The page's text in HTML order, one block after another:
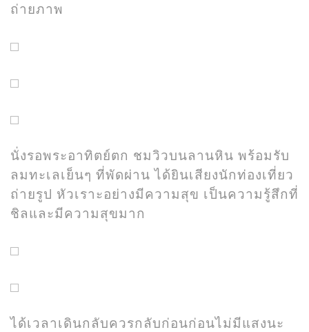
ถ่ายภาพ
นั่งรอพระอาทิตย์ตก ชมวิวบนลานหิน พร้อมรับ
ลมทะเลเย็นๆ ที่พัดผ่าน ได้ยินเสียงนักท่องเที่ยว
ถ่ายรูป หัวเราะอย่างมีความสุข เป็นความรู้สึกที่
ชิลและมีความสุขมาก
ได้เวลาเดินกลับควรกลับก่อนก่อนไม่มีแสงนะ